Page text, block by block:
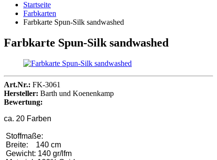
Startseite
Farbkarten
Farbkarte Spun-Silk sandwashed
Farbkarte Spun-Silk sandwashed
Art.Nr.: FK-3061
Hersteller: Barth und Koenenkamp
Bewertung:
ca. 20 Farben
Stoffmaße:
Breite: 140 cm
Gewicht: 140 gr/lfm